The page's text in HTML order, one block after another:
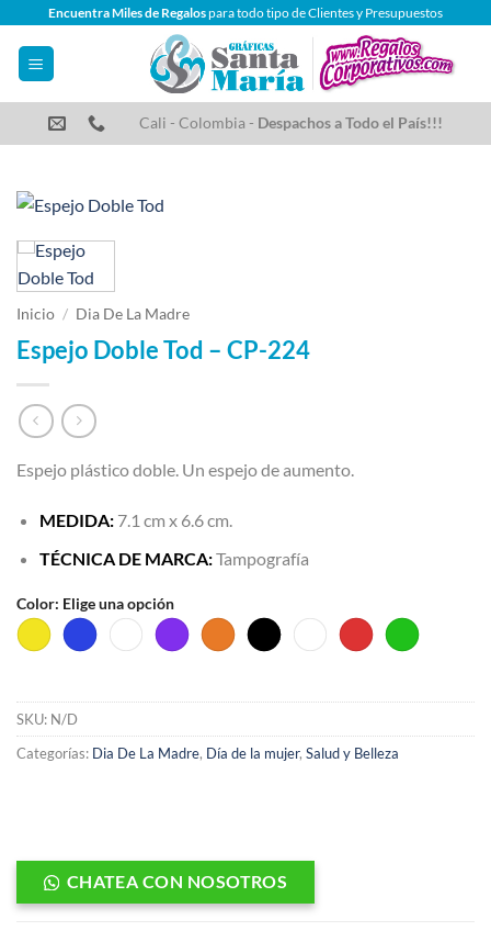
contenido
Encuentra Miles de Regalospara todo tipo de Clientes y Presupuestos
Cali - Colombia - Despachos a Todo el País!!!
Inicio / Dia De La Madre
Espejo Doble Tod – CP-224
Espejo plástico doble. Un espejo de aumento.
MEDIDA: 7.1 cm x 6.6 cm.
TÉCNICA DE MARCA:Tampografía
Color: Elige una opción
SKU: N/D
Categorías: Dia De La Madre, Día de la mujer, Salud y Belleza
CHATEA CON NOSOTROS